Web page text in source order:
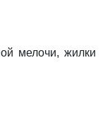
мелочи, жилки